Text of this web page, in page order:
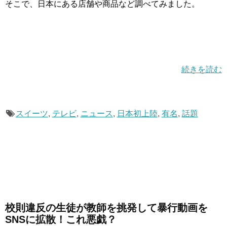
そこで、日本にある店舗や商品など調べてみました。
続きを読む
スイーツ, テレビ, ニュース, 日本初上陸, 有名, 話題
校則違反の生徒が教師を挑発して暴行動画を
SNSに拡散！これ悪戯？